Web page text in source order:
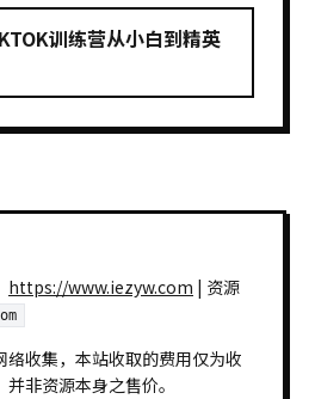
训练营从小白到精英
https://www.iezyw.com | 资源
络收集，本站收取的费用仅为收
非资源本身之售价。